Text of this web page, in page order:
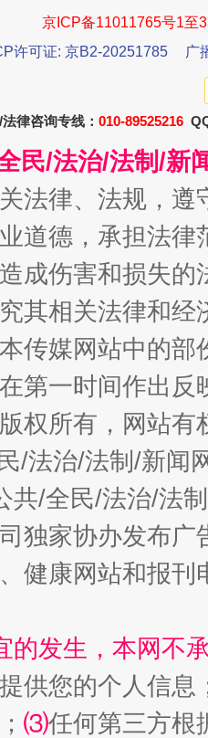
" "炒
搞定
京ICP备11011765号1至
许可证: 京B2-20251785
广
律咨询专线： 010-89525216
民/法治/法制/新
法律、法规，
道德，承担法
成伤害和损失
其相关法律和
传媒网站中的
第一时间作出
权所有，网站
/法治/法制/新闻
共/全民/法治/法
司独家协办发布
健康网站和报
的发生，本网不
供您的个人信息
⑶任何第三方根